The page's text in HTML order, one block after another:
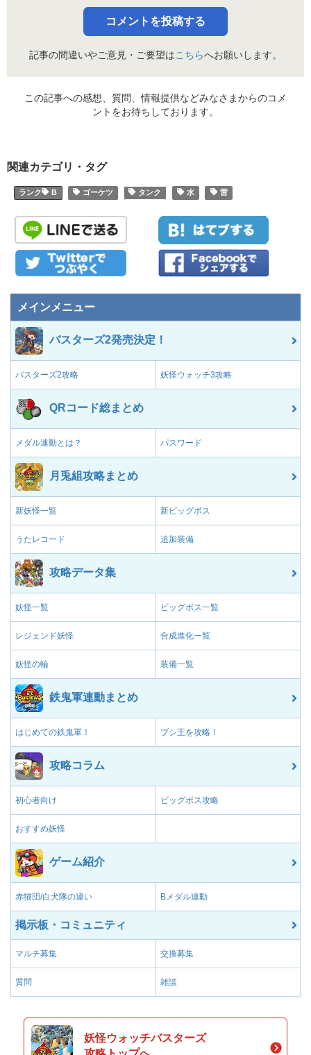
コメントを投稿する
記事の間違いやご意見・ご要望はこちらへお願いします。
この記事への感想、質問、情報提供などみなさまからのコメ
ントをお待ちしております。
関連カテゴリ・タグ
B ゴーケツ タンク 水 雷
メインメニュー
バスターズ2発売決定！
バスターズ2攻略 妖怪ウォッチ3攻略
QRコード総まとめ
メダル連動とは？ パスワード
月兎組攻略まとめ
新妖怪一覧 新ビッグボス
うたレコード 追加装備
攻略データ集
妖怪一覧 ビッグボス一覧
レジェンド妖怪 合成進化一覧
妖怪の輪 装備一覧
鉄鬼軍連動まとめ
はじめての鉄鬼軍！ ブシ王を攻略！
攻略コラム
初心者向け ビッグボス攻略
おすすめ妖怪
ゲーム紹介
赤猫団/白犬隊の違い Bメダル連動
掲示板・コミュニティ
マルチ募集 交換募集
質問 雑談
妖怪ウォッチバスターズ